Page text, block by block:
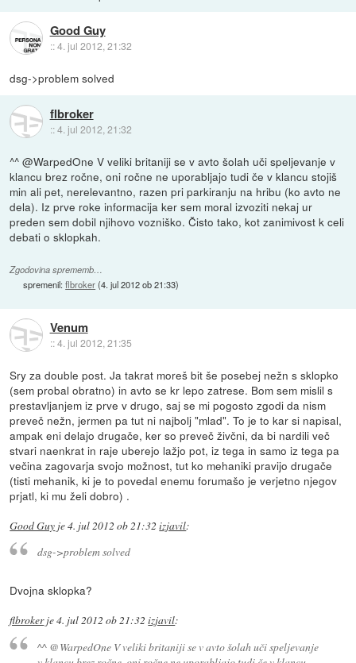
Good Guy
::4. jul 2012, 21:32
dsg->problem solved
flbroker
::4. jul 2012, 21:32
^^ @WarpedOne V veliki britaniji se v avto šolah uči speljevanje v
klancu brez ročne, oni ročne ne uporabljajo tudi če v klancu stojiš
min ali pet, nerelevantno, razen pri parkiranju na hribu (ko avto ne
dela). Iz prve roke informacija ker sem moral izvoziti nekaj ur
preden sem dobil njihovo vozniško. Čisto tako, kot zanimivost k celi
debati o sklopkah.
Zgodovina sprememb…
spremenil:flbroker(4. jul 2012 ob 21:33)
Venum
::4. jul 2012, 21:35
Sry za double post. Ja takrat moreš bit še posebej nežn s sklopko
(sem probal obratno) in avto se kr lepo zatrese. Bom sem mislil s
prestavljanjem iz prve v drugo, saj se mi pogosto zgodi da nism
preveč nežn, jermen pa tut ni najbolj "mlad". To je to kar si napisal,
ampak eni delajo drugače, ker so preveč živčni, da bi nardili več
stvari naenkrat in raje uberejo lažjo pot, iz tega in samo iz tega pa
večina zagovarja svojo možnost, tut ko mehaniki pravijo drugače
(tisti mehanik, ki je to povedal enemu forumašo je verjetno njegov
prjatl, ki mu želi dobro) .
Good Guy je4. jul 2012 ob 21:32 izjavil:
dsg->problem solved
Dvojna sklopka?
flbrokerje4. jul 2012 ob 21:32 izjavil:
^^ @WarpedOne V veliki britaniji se v avto šolah uči speljevanje